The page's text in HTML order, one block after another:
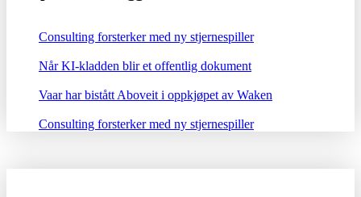
Consulting forsterker med ny stjernespiller
Når KI-kladden blir et offentlig dokument
Vaar har bistått Aboveit i oppkjøpet av Waken
Consulting forsterker med ny stjernespiller